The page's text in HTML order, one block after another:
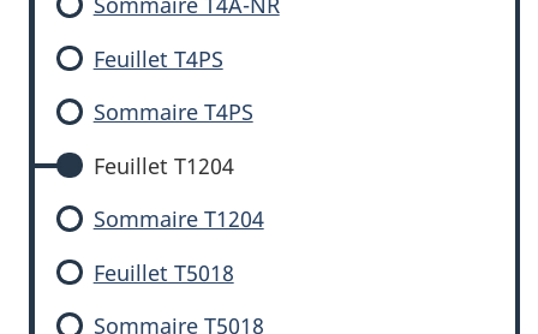
Feuillet T4PS
Sommaire T4PS
Feuillet T1204
Sommaire T1204
Feuillet T5018
Sommaire T5018